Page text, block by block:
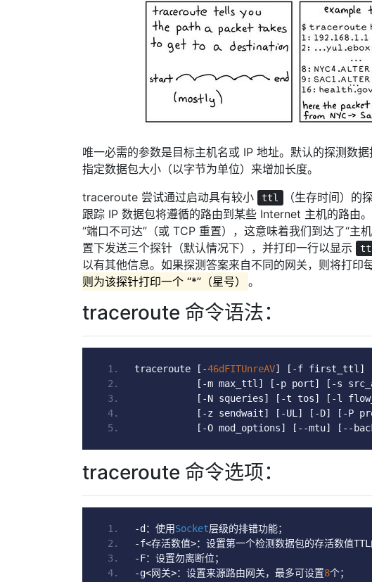
唯一必需的参数是目标主机名或 IP 地址。默认的探测数据
指定数据包大小（以字节为单位）来增加长度。
traceroute 尝试通过启动具有较小
ttl （生存时间）的
跟踪 IP 数据包将遵循的路由到某些 Internet 主机的路由
“端口不可达”（或 TCP 重置），这意味着我们到达了“主
置下发送三个探针（默认情况下），并打印一行以显示
以有其他信息。如果探测答案来自不同的网关，则将打印
则为该探针打印一个 “*”（星号）
。
traceroute 命令语法：
traceroute [-46dFITUnreAV] [-f first_ttl ]
[-m max_ttl ] [-p port] [-s
[-N squeries] [-t tos] [-l
[-z sendwait] [-UL ] [-D] [-P
[-O mod_options] [--mtu] [--
traceroute 命令选项：
-d ：使用Socket层级的排错功能；
-f<存活数值>：设置第一个检测数据包的存活数值TTL
-F：设置勿离断位；
-g<网关>：设置来源路由网关，最多可设置8个；